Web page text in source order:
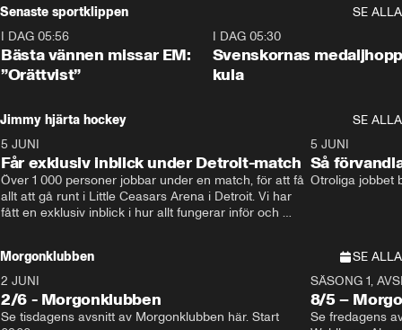
Senaste sportklippen
SE ALLA
I DAG 05:56
Bästa vännen missar EM:
”Orättvist”
I DAG 05:30
Svenskornas
kula
Jimmy hjärta hockey
SE ALLA
5 JUNI
Får exklusiv inblick under Detroit-match
Över 1 000 personer jobbar under en match, för att få
allt att gå runt i Little Ceasars Arena i Detroit. Vi har
fått en exklusiv inblick i hur allt fungerar inför och
5 JUNI
Så
Otroliga jobbet
Morgonklubben
SE ALLA
2 JUNI
2/6 - Morgonklubben
Se tisdagens avsnitt av Morgonklubben här. Start
SÄSONG 1,
8/5 –
Se fredagens